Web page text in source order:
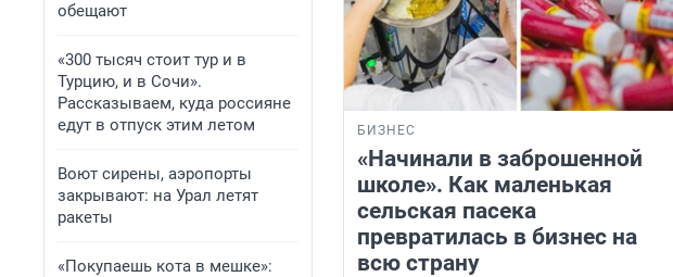
обещают
«300 тысяч стоит тур и в
Турцию, и в Сочи».
Рассказываем, куда россияне
едут в отпуск этим летом
Воют сирены, аэропорты
закрывают: на Урал летят
ракеты
«Покупаешь кота в мешке»:
БИЗНЕС
«Начинали в заброшенной
школе». Как маленькая
сельская пасека
превратилась в бизнес на
всю страну